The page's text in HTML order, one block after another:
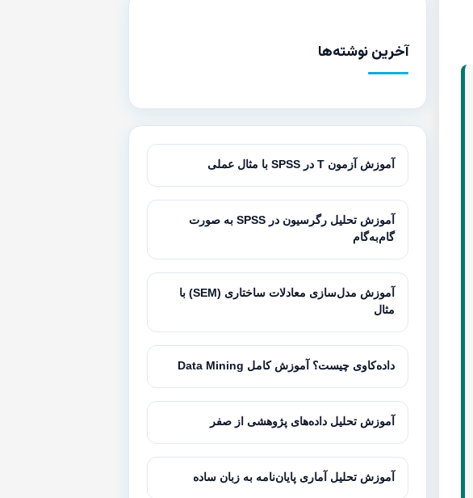
آخرین نوشته‌ها
آموزش آزمون T در SPSS با مثال عملی
آموزش تحلیل رگرسیون در SPSS به صورت
گام‌به‌گام
آموزش مدل‌سازی معادلات ساختاری (SEM) با
مثال
داده‌کاوی چیست؟ آموزش کامل Data Mining
آموزش تحلیل داده‌های پژوهشی از صفر
آموزش تحلیل آماری پایان‌نامه به زبان ساده